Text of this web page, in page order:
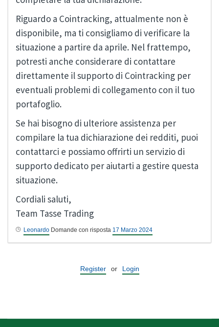
Riguardo a Cointracking, attualmente non è
disponibile, ma ti consigliamo di verificare la
situazione a partire da aprile. Nel frattempo,
potresti anche considerare di contattare
direttamente il supporto di Cointracking per
eventuali problemi di collegamento con il tuo
portafoglio.
Se hai bisogno di ulteriore assistenza per
compilare la tua dichiarazione dei redditi, puoi
contattarci e possiamo offrirti un servizio di
supporto dedicato per aiutarti a gestire questa
situazione.
Cordiali saluti,
Team Tasse Trading
Leonardo Domande con risposta 17 Marzo 2024
Register or Login